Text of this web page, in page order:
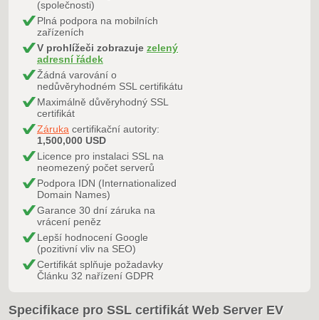
(společnosti)
Plná podpora na mobilních
zařízeních
V prohlížeči zobrazuje zelený
adresní řádek
Žádná varování o
nedůvěryhodném SSL certifikátu
Maximálně důvěryhodný SSL
certifikát
Záruka certifikační autority:
1,500,000 USD
Licence pro instalaci SSL na
neomezený počet serverů
Podpora IDN (Internationalized
Domain Names)
Garance 30 dní záruka na
vrácení peněz
Lepší hodnocení Google
(pozitivní vliv na SEO)
Certifikát splňuje požadavky
Článku 32 nařízení GDPR
Specifikace pro SSL certifikát Web Server EV